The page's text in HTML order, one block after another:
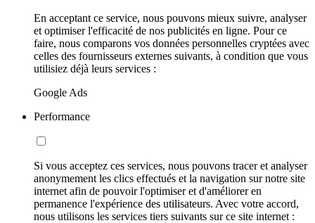
En acceptant ce service, nous pouvons mieux suivre, analyser
et optimiser l'efficacité de nos publicités en ligne. Pour ce
faire, nous comparons vos données personnelles cryptées avec
celles des fournisseurs externes suivants, à condition que vous
utilisiez déjà leurs services :
Google Ads
Performance
Si vous acceptez ces services, nous pouvons tracer et analyser
anonymement les clics effectués et la navigation sur notre site
internet afin de pouvoir l'optimiser et d'améliorer en
permanence l'expérience des utilisateurs. Avec votre accord,
nous utilisons les services tiers suivants sur ce site internet :